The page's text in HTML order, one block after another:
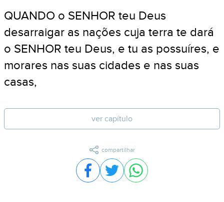
QUANDO o SENHOR teu Deus
desarraigar as nações cuja terra te dará
o SENHOR teu Deus, e tu as possuíres, e
morares nas suas cidades e nas suas
casas,
ver capítulo
compartilhar
Compartilhar no Facebook
Compartilhar no Twitter
Compartilhar no